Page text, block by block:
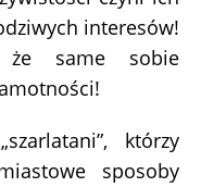
interesów!
że same sobie
którzy
sposoby